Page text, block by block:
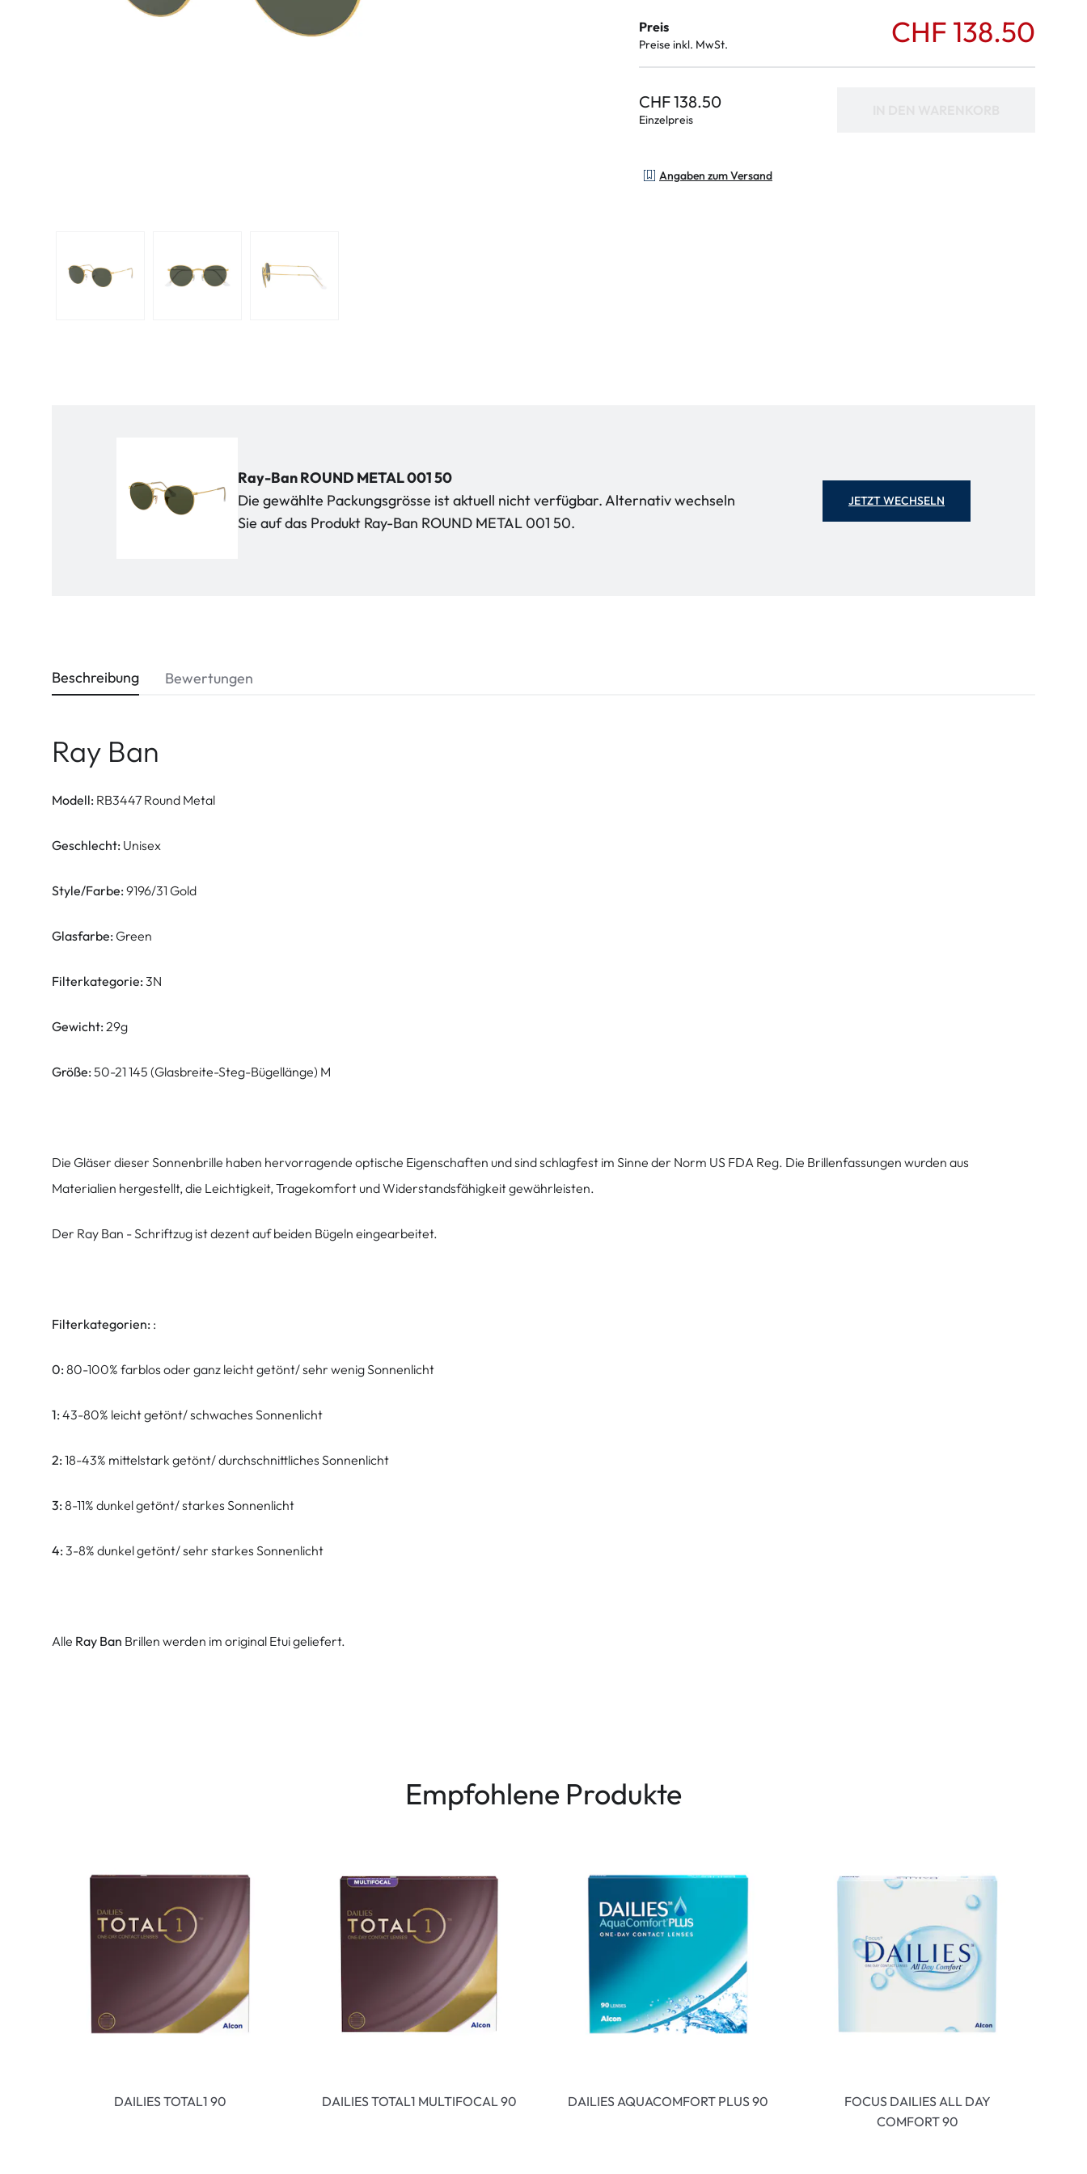
Preis
Preise inkl. MwSt. CHF 138.50
CHF 138.50
Einzelpreis
Angaben zum Versand
Ray-Ban ROUND METAL 001 50
Die gewählte Packungsgrösse ist aktuell nicht verfügbar. Alternativ wechseln
Sie auf das Produkt Ray-Ban ROUND METAL 001 50.
JETZT WECHSELN
Beschreibung
Ray Ban
Modell: RB3447 Round Metal
Geschlecht: Unisex
Style/Farbe: 9196/31 Gold
Glasfarbe: Green
Filterkategorie: 3N
Gewicht: 29g
Größe: 50-21 145 (Glasbreite-Steg-Bügellänge) M
Die Gläser dieser Sonnenbrille haben hervorragende optische Eigenschaften und sind schlagfest im Sinne der Norm US FDA Reg. Die Brillenfassungen wurden aus
Materialien hergestellt, die Leichtigkeit, Tragekomfort und Widerstandsfähigkeit gewährleisten.
Der Ray Ban - Schriftzug ist dezent auf beiden Bügeln eingearbeitet.
Filterkategorien: :
0: 80-100% farblos oder ganz leicht getönt/ sehr wenig Sonnenlicht
1: 43-80% leicht getönt/ schwaches Sonnenlicht
2: 18-43% mittelstark getönt/ durchschnittliches Sonnenlicht
3: 8-11% dunkel getönt/ starkes Sonnenlicht
4: 3-8% dunkel getönt/ sehr starkes Sonnenlicht
Alle Ray Ban Brillen werden im original Etui geliefert.
Bewertungen
Empfohlene Produkte
DAILIES TOTAL1 90 DAILIES TOTAL1 MULTIFOCAL 90 DAILIES AQUACOMFORT PLUS 90
FOCUS DAILIES ALL DAY
COMFORT 90